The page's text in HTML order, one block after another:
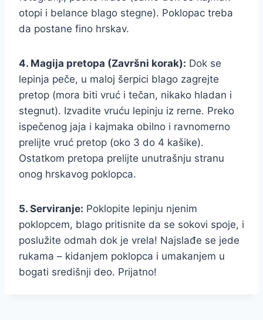
otopi i belance blago stegne). Poklopac treba
da postane fino hrskav.
4. Magija pretopa (Završni korak): Dok se
lepinja peče, u maloj šerpici blago zagrejte
pretop (mora biti vruć i tečan, nikako hladan i
stegnut). Izvadite vruću lepinju iz rerne. Preko
ispečenog jaja i kajmaka obilno i ravnomerno
prelijte vruć pretop (oko 3 do 4 kašike).
Ostatkom pretopa prelijte unutrašnju stranu
onog hrskavog poklopca.
5. Serviranje: Poklopite lepinju njenim
poklopcem, blago pritisnite da se sokovi spoje, i
poslužite odmah dok je vrela! Najslađe se jede
rukama – kidanjem poklopca i umakanjem u
bogati središnji deo. Prijatno!